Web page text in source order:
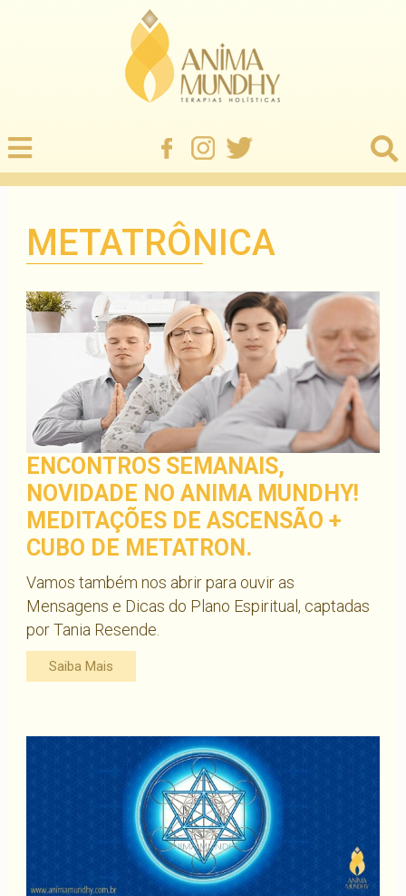
METATRÔNICA
ENCONTROS SEMANAIS,
NOVIDADE NO ANIMA MUNDHY!
MEDITAÇÕES DE ASCENSÃO +
CUBO DE METATRON.
Vamos também nos abrir para ouvir as
Mensagens e Dicas do Plano Espiritual, captadas
por Tania Resende.
Saiba Mais